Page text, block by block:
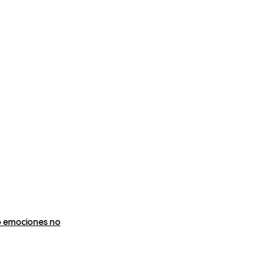
emociones no